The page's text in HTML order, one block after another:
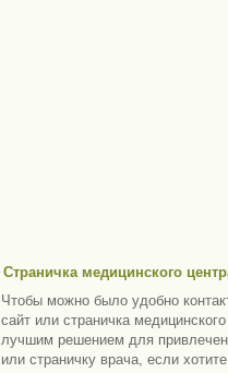
Страничка медицинского
Чтобы можно было удобно
сайт или страничка
лучшим решением для
или страничку врача, если